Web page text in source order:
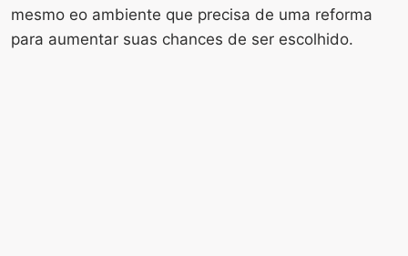
mesmo eo ambiente que precisa de uma reforma
para aumentar suas chances de ser escolhido.